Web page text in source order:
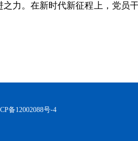
力。在新时代新征程上，党员
备12002088号-4